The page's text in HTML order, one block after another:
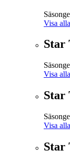
Visa
Star
Visa
Star
Visa
Star